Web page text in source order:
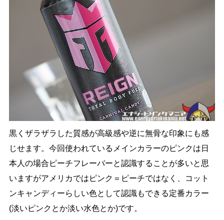
黒くザラザラした質感が高級感や逆に無骨な印象にも感
じせます。今回使われているメインカラーのピンクは日
本人の場合ピーチフレーバーと認識することが多いと思
いますがアメリカではピンク＝ピーチではなく、コット
ンキャンディーらしい色として認識もできる定番カラー
(淡いピンクとか淡い水色とか)です。